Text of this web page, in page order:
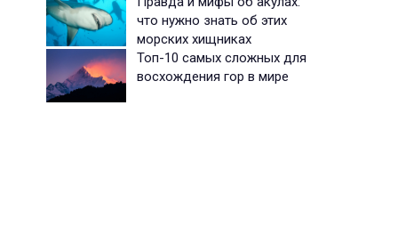
что нужно знать об этих
морских хищниках
Топ-10 самых сложных для
восхождения гор в мире